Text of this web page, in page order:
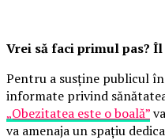
Vrei să faci primul pas?
Pentru a susține publicul
informate privind
„Obezitatea este o boală”
va amenaja un spațiu